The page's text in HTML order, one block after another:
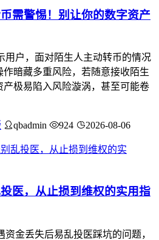
需警惕！别让你的数字资产
用户，面对陌生人主动转币的情况
作暗藏多重风险，若随意接收陌生
产极易陷入风险漩涡，甚至可能卷
qbadmin 924 2026-08-06
医，从止损到维权的实用指
资金丢失后易乱投医踩坑的问题，